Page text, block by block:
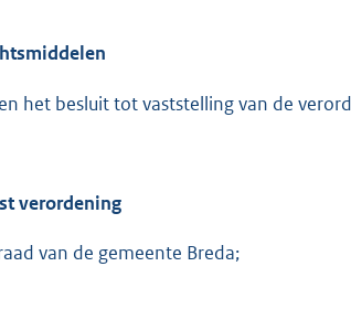
het besluit tot vaststelling van de
verordening
van de gemeente Breda;